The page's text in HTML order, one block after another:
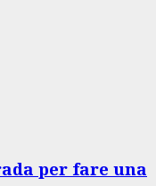
per fare una